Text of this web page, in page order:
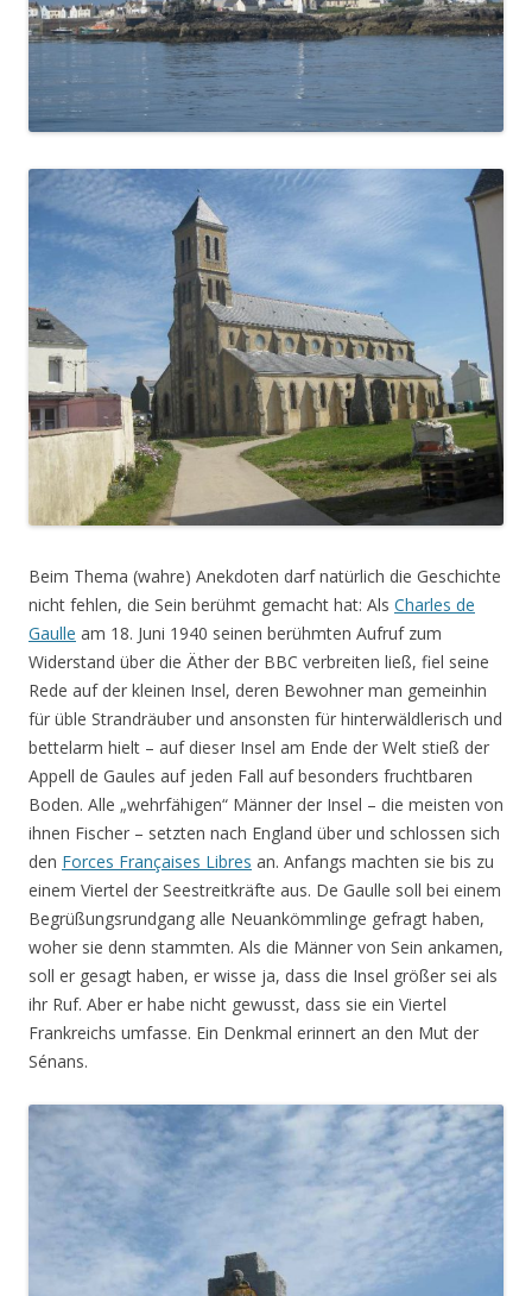
Beim Thema (wahre) Anekdoten darf natürlich die Geschichte
nicht fehlen, die Sein berühmt gemacht hat: Als Charles de
Gaulle am 18. Juni 1940 seinen berühmten Aufruf zum
Widerstand über die Äther der BBC verbreiten ließ, fiel seine
Rede auf der kleinen Insel, deren Bewohner man gemeinhin
für üble Strandräuber und ansonsten für hinterwäldlerisch und
bettelarm hielt – auf dieser Insel am Ende der Welt stieß der
Appell de Gaules auf jeden Fall auf besonders fruchtbaren
Boden. Alle „wehrfähigen“ Männer der Insel – die meisten von
ihnen Fischer – setzten nach England über und schlossen sich
den Forces Françaises Libres an. Anfangs machten sie bis zu
einem Viertel der Seestreitkräfte aus. De Gaulle soll bei einem
Begrüßungsrundgang alle Neuankömmlinge gefragt haben,
woher sie denn stammten. Als die Männer von Sein ankamen,
soll er gesagt haben, er wisse ja, dass die Insel größer sei als
ihr Ruf. Aber er habe nicht gewusst, dass sie ein Viertel
Frankreichs umfasse. Ein Denkmal erinnert an den Mut der
Sénans.